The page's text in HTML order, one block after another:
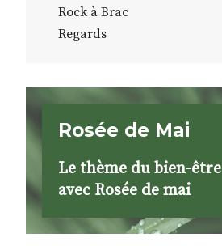
Rock à Brac
Regards
Rosée de Mai
Le thème du bien-être
avec Rosée de mai